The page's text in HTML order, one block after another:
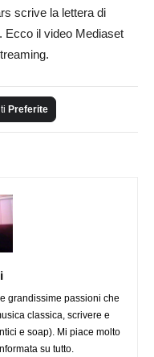
scrive la lettera di
Ecco il video Mediaset
Preferite
grandissime passioni che
classica, scrivere e
e soap). Mi piace molto
su tutto.